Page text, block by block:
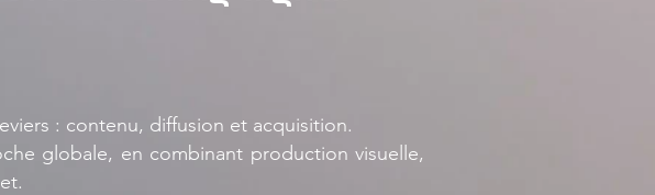
: contenu, diffusion et acquisition.
globale, en combinant production visuelle,